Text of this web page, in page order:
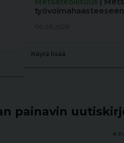
06.08.2026
Näytä lisää
painavin
*